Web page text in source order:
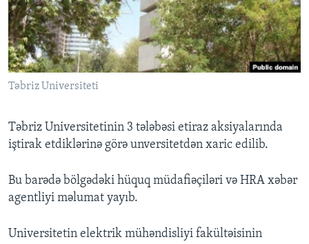
BIZI IZLƏYIN
Təbriz Universiteti
Təbriz Universitetinin 3 tələbəsi etiraz aksiyalarında
iştirak etdiklərinə görə unversitetdən xaric edilib.
Bu barədə bölgədəki hüquq müdafiəçiləri və HRA xəbər
agentliyi məlumat yayıb.
Universitetin elektrik mühəndisliyi fakültəisinin